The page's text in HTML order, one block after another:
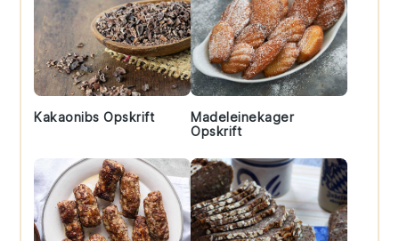
Kakaonibs Opskrift
Madeleinekager
Opskrift